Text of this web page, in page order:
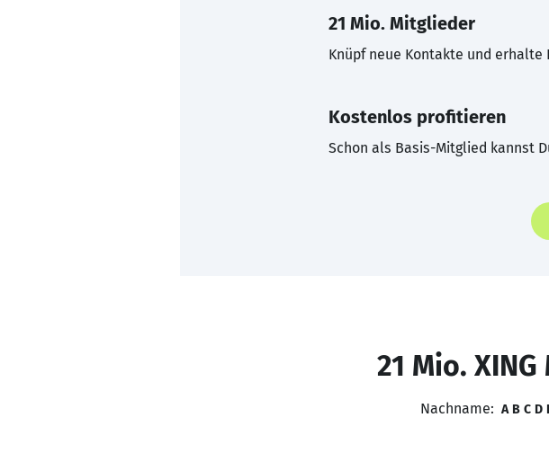
21 Mio. Mitglieder
Knüpf neue Kontakte und erhalte
Kostenlos profitieren
Schon als Basis-Mitglied kannst
21 Mio.
Nachname: A B C D